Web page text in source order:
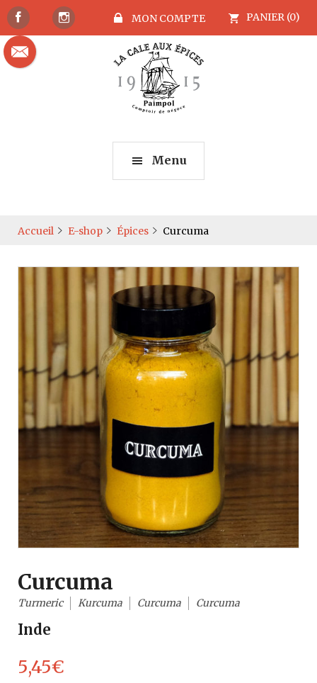
MON COMPTE PANIER (0)
Menu
Accueil E-shop Épices Curcuma
Curcuma
Turmeric Kurcuma Curcuma Curcuma
Inde
5,45€